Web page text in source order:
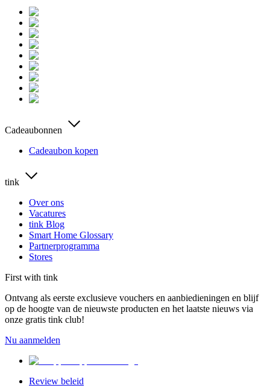
Cadeaubonnen
Cadeaubon kopen
tink
Over ons
Vacatures
tink Blog
Smart Home Glossary
Partnerprogramma
Stores
First with tink
Ontvang als eerste exclusieve vouchers en aanbiedieningen en blijf
op de hoogte van de nieuwste producten en het laatste nieuws via
onze gratis tink club!
Nu aanmelden
Review beleid